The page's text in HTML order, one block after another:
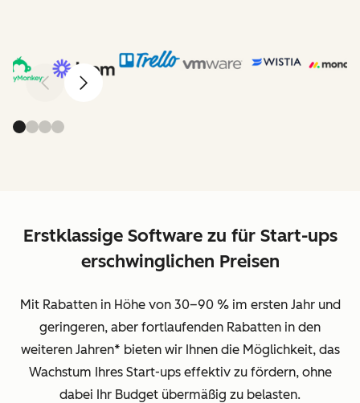
ZurückWeiter
Erstklassige Software zu für Start-ups
erschwinglichen Preisen
Mit Rabatten in Höhe von 30–90 % im ersten Jahr und
geringeren, aber fortlaufenden Rabatten in den
weiteren Jahren* bieten wir Ihnen die Möglichkeit, das
Wachstum Ihres Start-ups effektiv zu fördern, ohne
dabei Ihr Budget übermäßig zu belasten.